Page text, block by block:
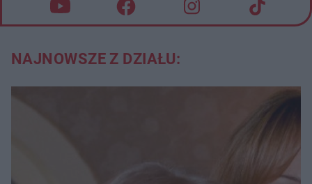
NAJNOWSZE Z DZIAŁU: